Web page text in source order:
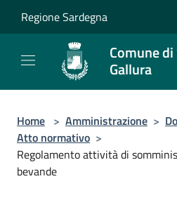
Regione Sardegna
Comune
Gallura
Home > Amministrazione >
Atto normativo >
Regolamento attività di
bevande